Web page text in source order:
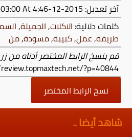
آخر تعديل: 2015-12-28T16:46:05+03:00
At 4:46 م
كلمات دلالية: الاكلات,الجميلة,
طريقة,عمل,كبيبة,مسودة,من
قم بنسخ الرابط المختصر أدناه من
?p=40844
نسخ الرابط المختصر
شاهد أيضا ..